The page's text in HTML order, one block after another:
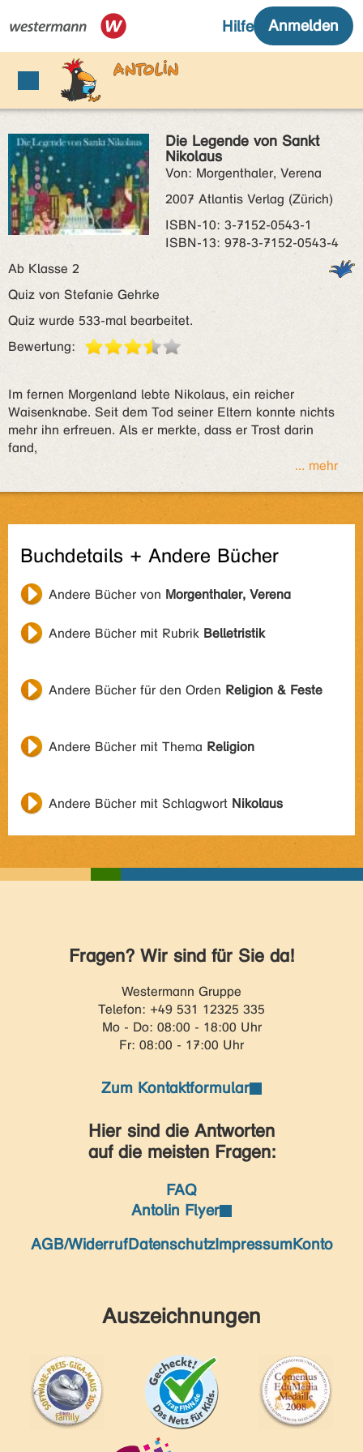
Die Legende von Sankt
Nikolaus
Von: Morgenthaler, Verena
2007 Atlantis Verlag (Zürich)
ISBN‑10: 3-7152-0543-1
ISBN‑13: 978-3-7152-0543-4
Ab Klasse 2
Quiz von Stefanie Gehrke
Quiz wurde 533-mal bearbeitet.
Bewertung:
Im fernen Morgenland lebte Nikolaus, ein reicher
Waisenknabe. Seit dem Tod seiner Eltern konnte nichts
mehr ihn erfreuen. Als er merkte, dass er Trost darin
fand,
... mehr
Buchdetails + Andere Bücher
Andere Bücher von Morgenthaler, Verena
Andere Bücher mit Rubrik Belletristik
Andere Bücher für den Orden Religion & Feste
Andere Bücher mit Thema Religion
Andere Bücher mit Schlagwort Nikolaus